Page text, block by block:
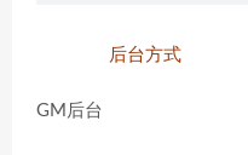
后台方式
GM后台